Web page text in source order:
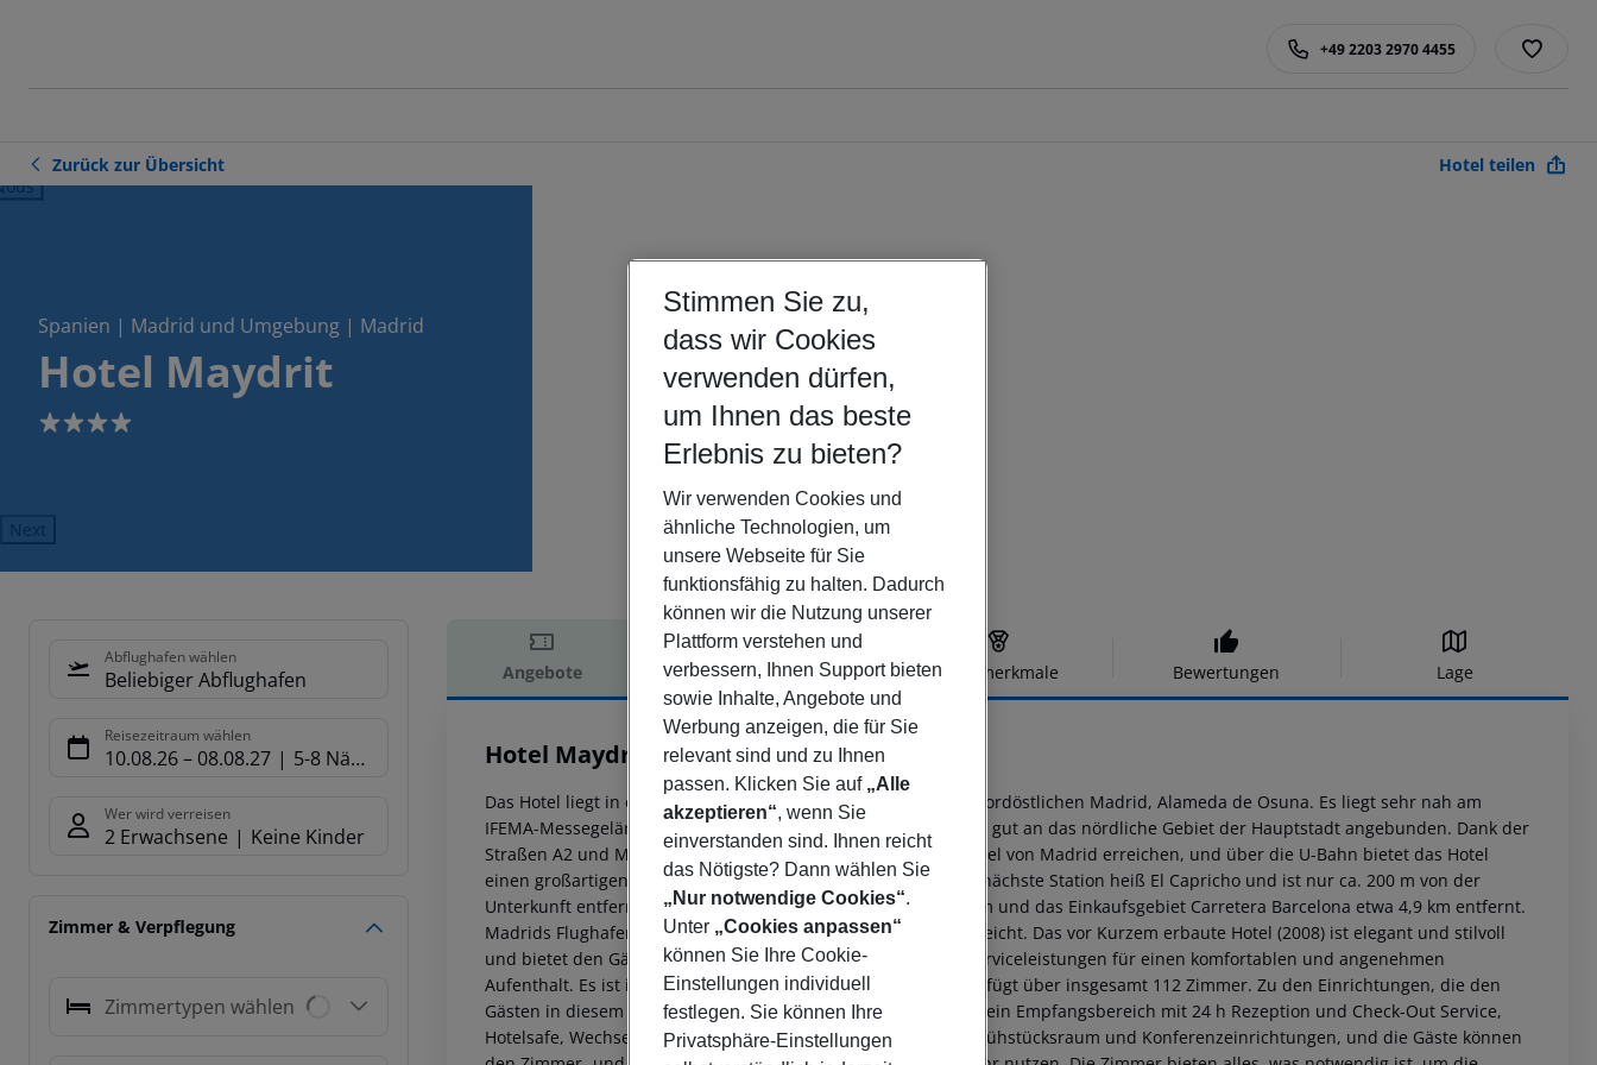
+49 2203 2970 4455
Zurück zur Übersicht Hotel teilen
Spanien | Madrid und Umgebung | Madrid
Hotel Maydrit
4
Next
Abflughafen wählen
Beliebiger Abflughafen
Reisezeitraum wählen
10.08.26– 08.08.27 5-8 Nächte
Wer wird verreisen
2 Erwachsene Keine Kinder
Zimmer & Verpflegung
Zimmertypen wählen
Angebote Hotelbeschreibung Hotelmerkmale Bewertungen Lage
Hotelbeschreibung
Hotel Maydrit
4
Das Hotel liegt in einem der wichtigsten Geschäftsbezirke im nordöstlichen Madrid, Alameda de Osuna. Es liegt sehr nah am
IFEMA-Messegelände (ca. 2,5 km) und ist über die M11 äußerst gut an das nördliche Gebiet der Hauptstadt angebunden. Dank der
Straßen A2 und M40 können die Gäste bequem sämtliche Viertel von Madrid erreichen, und über die U-Bahn bietet das Hotel
einen großartigen Anschluss an das Zentrum von Madrid; die nächste Station heiß El Capricho und ist nur ca. 200 m von der
Unterkunft entfernt. Die nächsten Geschäfte liegen etwa 2,5 km und das Einkaufsgebiet Carretera Barcelona etwa 4,9 km entfernt.
Madrids Flughafen Barajas ist vom Hotel aus nach ca. 5 km erreicht. Das vor Kurzem erbaute Hotel (2008) ist elegant und stilvoll
und bietet den Gästen alle notwendigen Einrichtungen und Serviceleistungen für einen komfortablen und angenehmen
Aufenthalt. Es ist ideal für Geschäftsreisende geeignet und verfügt über insgesamt 112 Zimmer. Zu den Einrichtungen, die den
Gästen in diesem klimatisierten Haus geboten werden, zählen ein Empfangsbereich mit 24 h Rezeption und Check-Out Service,
Hotelsafe, Wechselstube und Aufzug. Es bietet zudem einen Frühstücksraum und Konferenzeinrichtungen, und die Gäste können
Stimmen Sie zu,
dass wir Cookies
verwenden dürfen,
um Ihnen das beste
Erlebnis zu bieten?
Wir verwenden Cookies und
ähnliche Technologien, um
unsere Webseite für Sie
funktionsfähig zu halten. Dadurch
können wir die Nutzung unserer
Plattform verstehen und
verbessern, Ihnen Support bieten
sowie Inhalte, Angebote und
Werbung anzeigen, die für Sie
relevant sind und zu Ihnen
passen. Klicken Sie auf „Alle
akzeptieren“, wenn Sie
einverstanden sind. Ihnen reicht
das Nötigste? Dann wählen Sie
„Nur notwendige Cookies“.
Unter „Cookies anpassen“
können Sie Ihre Cookie-
Einstellungen individuell
festlegen. Sie können Ihre
Privatsphäre-Einstellungen